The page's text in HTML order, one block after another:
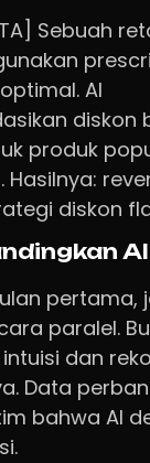
Sebuah
AI
diskon
produk
diskon
pertama,
paralel.
dan
Data
bahwa AI